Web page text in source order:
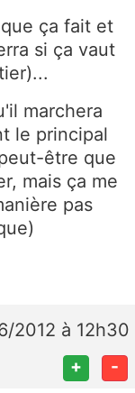
ça fait et
si ça vaut
marchera
le principal
être que
mais ça me
pas
2012 à 12h30
+ -